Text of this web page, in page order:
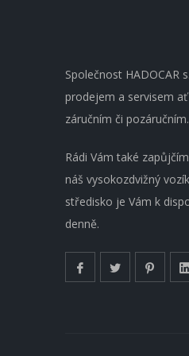
Společnost HADOCAR
prodejem a servisem
záručním či pozáručním.
Rádi Vám také
náš vysokozdvižný
středisko je Vám k
denně.